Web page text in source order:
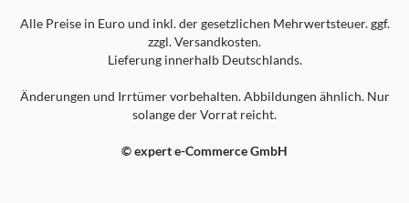
Alle Preise in Euro und inkl. der gesetzlichen Mehrwertsteuer. ggf.
zzgl. Versandkosten.
Lieferung innerhalb Deutschlands.
Änderungen und Irrtümer vorbehalten. Abbildungen ähnlich. Nur
solange der Vorrat reicht.
© expert e-Commerce GmbH